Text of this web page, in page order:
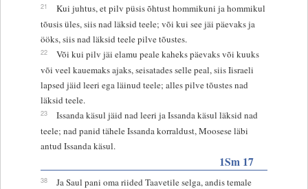
21
Kui juhtus, et pilv püsis õhtust hommikuni ja hommikul
tõusis üles, siis nad läksid teele; või kui see jäi päevaks ja
ööks, siis nad läksid teele pilve tõustes.
22
Või kui pilv jäi elamu peale kaheks päevaks või kuuks
või veel kauemaks ajaks, seisatades selle peal, siis Iisraeli
lapsed jäid leeri ega läinud teele; alles pilve tõustes nad
läksid teele.
23
Issanda käsul jäid nad leeri ja Issanda käsul läksid nad
teele; nad panid tähele Issanda korraldust, Moosese läbi
antud Issanda käsul.
1Sm 17
38
Ja Saul pani oma riided Taavetile selga, andis temale